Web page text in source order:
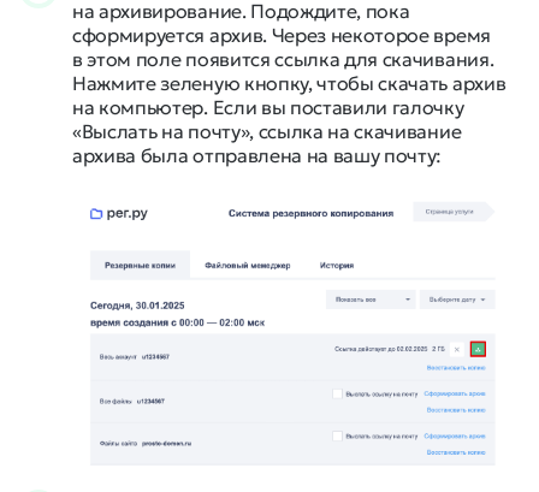
на архивирование. Подождите, пока
сформируется архив. Через некоторое время
в этом поле появится ссылка для скачивания.
Нажмите зеленую кнопку, чтобы скачать архив
на компьютер. Если вы поставили галочку
«Выслать на почту», ссылка на скачивание
архива была отправлена на вашу почту: